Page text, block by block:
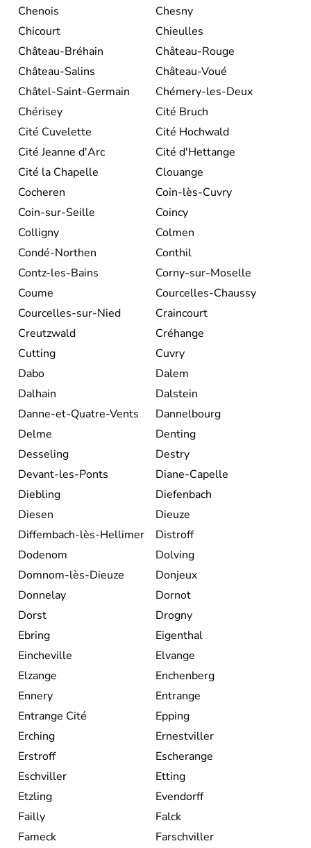
Chenois
Chesny
Chicourt
Chieulles
Château-Bréhain
Château-Rouge
Château-Salins
Château-Voué
Châtel-Saint-Germain
Chémery-les-Deux
Chérisey
Cité Bruch
Cité Cuvelette
Cité Hochwald
Cité Jeanne d'Arc
Cité d'Hettange
Cité la Chapelle
Clouange
Cocheren
Coin-lès-Cuvry
Coin-sur-Seille
Coincy
Colligny
Colmen
Condé-Northen
Conthil
Contz-les-Bains
Corny-sur-Moselle
Coume
Courcelles-Chaussy
Courcelles-sur-Nied
Craincourt
Creutzwald
Créhange
Cutting
Cuvry
Dabo
Dalem
Dalhain
Dalstein
Danne-et-Quatre-Vents
Dannelbourg
Delme
Denting
Desseling
Destry
Devant-les-Ponts
Diane-Capelle
Diebling
Diefenbach
Diesen
Dieuze
Diffembach-lès-Hellimer
Distroff
Dodenom
Dolving
Domnom-lès-Dieuze
Donjeux
Donnelay
Dornot
Dorst
Drogny
Ebring
Eigenthal
Eincheville
Elvange
Elzange
Enchenberg
Ennery
Entrange
Entrange Cité
Epping
Erching
Ernestviller
Erstroff
Escherange
Eschviller
Etting
Etzling
Evendorff
Failly
Falck
Fameck
Farschviller